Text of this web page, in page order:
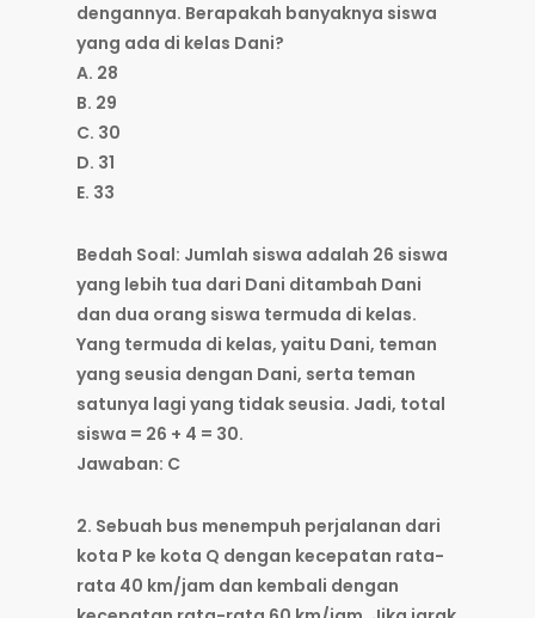
dengannya. Berapakah banyaknya siswa
yang ada di kelas Dani?
A. 28
B. 29
C. 30
D. 31
E. 33
Bedah Soal: Jumlah siswa adalah 26 siswa
yang lebih tua dari Dani ditambah Dani
dan dua orang siswa termuda di kelas.
Yang termuda di kelas, yaitu Dani, teman
yang seusia dengan Dani, serta teman
satunya lagi yang tidak seusia. Jadi, total
siswa = 26 + 4 = 30.
Jawaban: C
2. Sebuah bus menempuh perjalanan dari
kota P ke kota Q dengan kecepatan rata-
rata 40 km/jam dan kembali dengan